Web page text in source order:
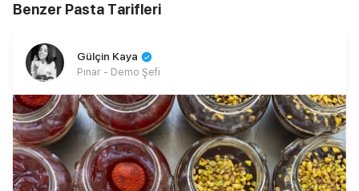
Benzer Pasta Tarifleri
Gülçin Kaya
Pınar - Demo Şefi